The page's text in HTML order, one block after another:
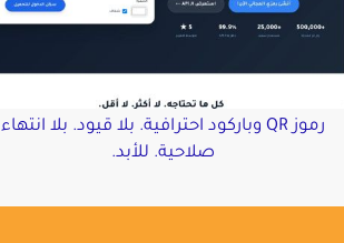
رموز QR وباركود احترافية. بلا قيود. بلا انتهاء
صلاحية. للأبد.